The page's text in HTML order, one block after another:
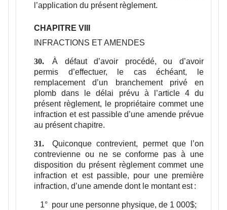
l’application du présent règlement.
CHAPITRE VIII
INFRACTIONS ET AMENDES
30.
À défaut d’avoir procédé, ou d’avoir
permis d’effectuer, le cas échéant, le
remplacement d’un branchement privé en
plomb dans le délai prévu à l’article 4 du
présent règlement, le propriétaire commet une
infraction et est passible d’une amende prévue
au présent chapitre.
31.
Quiconque contrevient, permet que l’on
contrevienne ou ne se conforme pas à une
disposition du présent règlement commet une
infraction et est passible, pour une première
infraction, d’une amende dont le montant est :
1° pour une personne physique, de 1 000$;